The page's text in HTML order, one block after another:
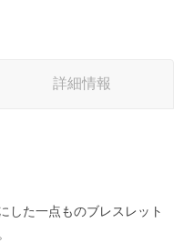
詳細情報
した一点ものブレスレット